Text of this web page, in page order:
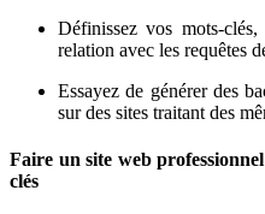
Définissez vos mots-
relation avec les requêtes
Essayez de générer des
sur des sites traitant des
Faire un site web
clés